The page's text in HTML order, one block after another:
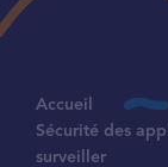
Accueil
Sécurité des
surveiller